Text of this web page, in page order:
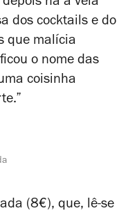
há a veia
dos cocktails e do
que malícia
o nome das
coisinha
(8€), que, lê-se